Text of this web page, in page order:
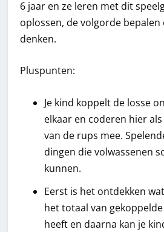
6 jaar en ze leren met dit
oplossen, de volgorde bepalen
denken.
Pluspunten:
Je kind koppelt de losse
elkaar en coderen hier
van de rups mee.
dingen die volwassenen
kunnen.
Eerst is het ontdekken
het totaal van
heeft en daarna kan je